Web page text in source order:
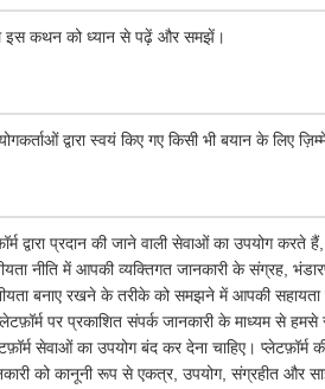
इस कथन को ध्यान से पढ़ें और समझें।
द्वारा स्वयं किए गए किसी भी बयान के लिए
द्वारा प्रदान की जाने वाली सेवाओं का उपयोग करते
नीति में आपकी व्यक्तिगत जानकारी के संग्रह,
बनाए रखने के तरीके को समझने में आपकी सहायता
पर प्रकाशित संपर्क जानकारी के माध्यम से
सेवाओं का उपयोग बंद कर देना चाहिए। प्लेटफ़ॉर्म
को कानूनी रूप से एकत्र, उपयोग, संग्रहीत और